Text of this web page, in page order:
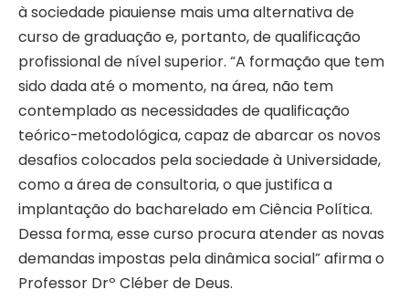
à sociedade piauiense mais uma alternativa de
curso de graduação e, portanto, de qualificação
profissional de nível superior. “A formação que tem
sido dada até o momento, na área, não tem
contemplado as necessidades de qualificação
teórico-metodológica, capaz de abarcar os novos
desafios colocados pela sociedade à Universidade,
como a área de consultoria, o que justifica a
implantação do bacharelado em Ciência Política.
Dessa forma, esse curso procura atender as novas
demandas impostas pela dinâmica social” afirma o
Professor Drº Cléber de Deus.